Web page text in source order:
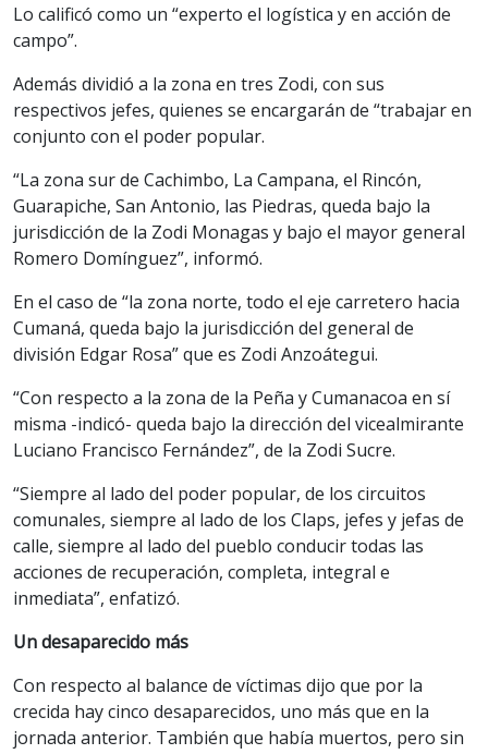
Lo calificó como un “experto el logística y en acción de
campo”.
Además dividió a la zona en tres Zodi, con sus
respectivos jefes, quienes se encargarán de “trabajar en
conjunto con el poder popular.
“La zona sur de Cachimbo, La Campana, el Rincón,
Guarapiche, San Antonio, las Piedras, queda bajo la
jurisdicción de la Zodi Monagas y bajo el mayor general
Romero Domínguez”, informó.
En el caso de “la zona norte, todo el eje carretero hacia
Cumaná, queda bajo la jurisdicción del general de
división Edgar Rosa” que es Zodi Anzoátegui.
“Con respecto a la zona de la Peña y Cumanacoa en sí
misma -indicó- queda bajo la dirección del vicealmirante
Luciano Francisco Fernández”, de la Zodi Sucre.
“Siempre al lado del poder popular, de los circuitos
comunales, siempre al lado de los Claps, jefes y jefas de
calle, siempre al lado del pueblo conducir todas las
acciones de recuperación, completa, integral e
inmediata”, enfatizó.
Un desaparecido más
Con respecto al balance de víctimas dijo que por la
crecida hay cinco desaparecidos, uno más que en la
jornada anterior. También que había muertos, pero sin